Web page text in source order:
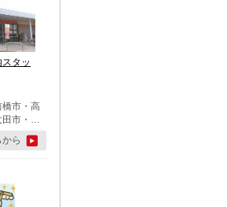
タッ
橋市・高
市・館
町・さい
・熊谷
・所沢
中央
習志野
ら